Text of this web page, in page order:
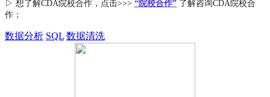
▷ 想了解CDA院校合作 ，点击>>> “院校合作” 了解咨询CDA院校合
作；
数据分析 SQL 数据清洗